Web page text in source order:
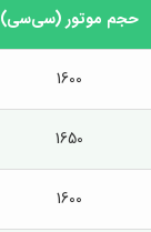
حجم موتور (سی‌سی)
1600
1650
1600